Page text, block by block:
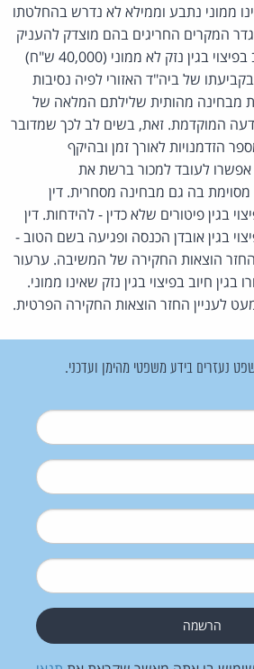
ממוני נתבע וממילא לא נדרש בהחלטתו
המקרים החריגים בהם מוצדק להעניק
סעד שלא התבקש. החיוב בפיצוי בגין נזק לא ממוני (40,000 ש"ח)
של ביה"ד האזורי לפיה נסיבות
מבחינה מהותית שלילתם המלאה של
המוקדמת. זאת, בשים לב לכך שמדובר
הזדמנויות לאורך זמן ובהיקף
לעובד למכור ברשת את
בה גם מבחינה מסחרית. דין
בגין פיטורים שלא כדין - להידחות. דין
בגין אובדן הכנסה ופגיעה בשם הטוב -
הוצאות החקירה של המשיבה. ערעור
חיוב בפיצוי בגין נזק שאינו ממוני.
לעניין החזר הוצאות החקירה הפרטית.
נעזרים בידע משפטי מהימן ועדכני.